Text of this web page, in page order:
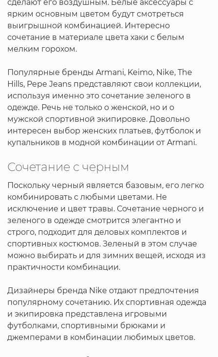
сделают его воздушным. Белые аксессуары с
ярким основным цветом будут смотреться
выигрышной комбинацией. Интересно
сочетание в материале цвета хаки с белым
мелким горохом.
Популярные бренды Armani, Keimo, Nike, Тhe
Hills, Pepe Jeans представляют свои коллекции,
используя именно это сочетание зеленого в
одежде. Речь не только о женской, но и о
мужской спортивной экипировке. Довольно
интересен выбор женских платьев, футболок и
купальников в модной комбинации от Armani.
Сочетание с черным
Поскольку черный является базовым, его легко
комбинировать с любыми цветами. Не
исключение и цвет травы. Сочетание черного и
зеленого в одежде смотрится элегантно и
строго, подходит для деловых комплектов и
спортивных костюмов. Зеленый в этом случае
можно выбирать и для зимних вещей, исходя из
практичности комбинации.
Дизайнеры бренда Nike отдают предпочтения
популярному сочетанию. Их спортивная одежда
и экипировка представлена игровыми
футболками, спортивными брюками и
джемперами в комбинации любимых цветов.